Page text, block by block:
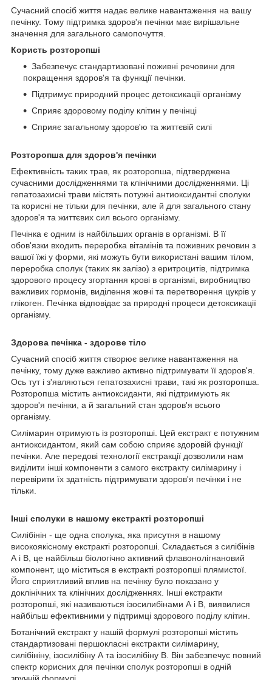
Сучасний спосіб життя надає велике навантаження на вашу
печінку. Тому підтримка здоров'я печінки має вирішальне
значення для загального самопочуття.
Користь розторопші
Забезпечує стандартизовані поживні речовини для
покращення здоров'я та функції печінки.
Підтримує природний процес детоксикації організму
Сприяє здоровому поділу клітин у печінці
Сприяє загальному здоров'ю та життєвій силі
Розторопша для здоров'я печінки
Ефективність таких трав, як розторопша, підтверджена
сучасними дослідженнями та клінічними дослідженнями. Ці
гепатозахисні трави містять потужні антиоксидантні сполуки
та корисні не тільки для печінки, але й для загального стану
здоров'я та життєвих сил всього організму.
Печінка є одним із найбільших органів в організмі. В її
обов'язки входить переробка вітамінів та поживних речовин з
вашої їжі у форми, які можуть бути використані вашим тілом,
переробка сполук (таких як залізо) з еритроцитів, підтримка
здорового процесу згортання крові в організмі, виробництво
важливих гормонів, виділення жовчі та перетворення цукрів у
глікоген. Печінка відповідає за природні процеси детоксикації
організму.
Здорова печінка - здорове тіло
Сучасний спосіб життя створює велике навантаження на
печінку, тому дуже важливо активно підтримувати її здоров'я.
Ось тут і з'являються гепатозахисні трави, такі як розторопша.
Розторопша містить антиоксиданти, які підтримують як
здоров'я печінки, а й загальний стан здоров'я всього
організму.
Силімарин отримують із розторопші. Цей екстракт є потужним
антиоксидантом, який сам собою сприяє здоровій функції
печінки. Але передові технології екстракції дозволили нам
виділити інші компоненти з самого екстракту силімарину і
перевірити їх здатність підтримувати здоров'я печінки і не
тільки.
Інші сполуки в нашому екстракті розторопші
Силібінін - ще одна сполука, яка присутня в нашому
високоякісному екстракті розторопші. Складається з силібінів
А і В, це найбільш біологічно активний флавонолігнановий
компонент, що міститься в екстракті розторопші плямистої.
Його сприятливий вплив на печінку було показано у
доклінічних та клінічних дослідженнях. Інші екстракти
розторопші, які називаються ізосилибінами А і В, виявилися
найбільш ефективними у підтримці здорового поділу клітин.
Ботанічний екстракт у нашій формулі розторопші містить
стандартизовані першокласні екстракти силімарину,
силібініну, ізосилібіну А та ізосилібіну В. Він забезпечує повний
спектр корисних для печінки сполук розторопші в одній
зручній формулі.